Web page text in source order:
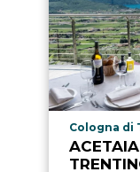
Cologna di